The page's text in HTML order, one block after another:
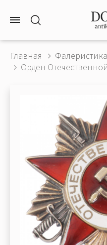
Главная
Фалеристика
Орден